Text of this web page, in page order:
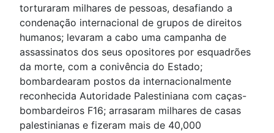
torturaram milhares de pessoas, desafiando a
condenação internacional de grupos de direitos
humanos; levaram a cabo uma campanha de
assassinatos dos seus opositores por esquadrões
da morte, com a conivência do Estado;
bombardearam postos da internacionalmente
reconhecida Autoridade Palestiniana com caças-
bombardeiros F16; arrasaram milhares de casas
palestinianas e fizeram mais de 40,000